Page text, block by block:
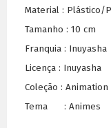
Material : Plástico/
Tamanho : 10 cm
Franquia : Inuyasha
Licença : Inuyasha
Coleção : Animation
Tema : Animes